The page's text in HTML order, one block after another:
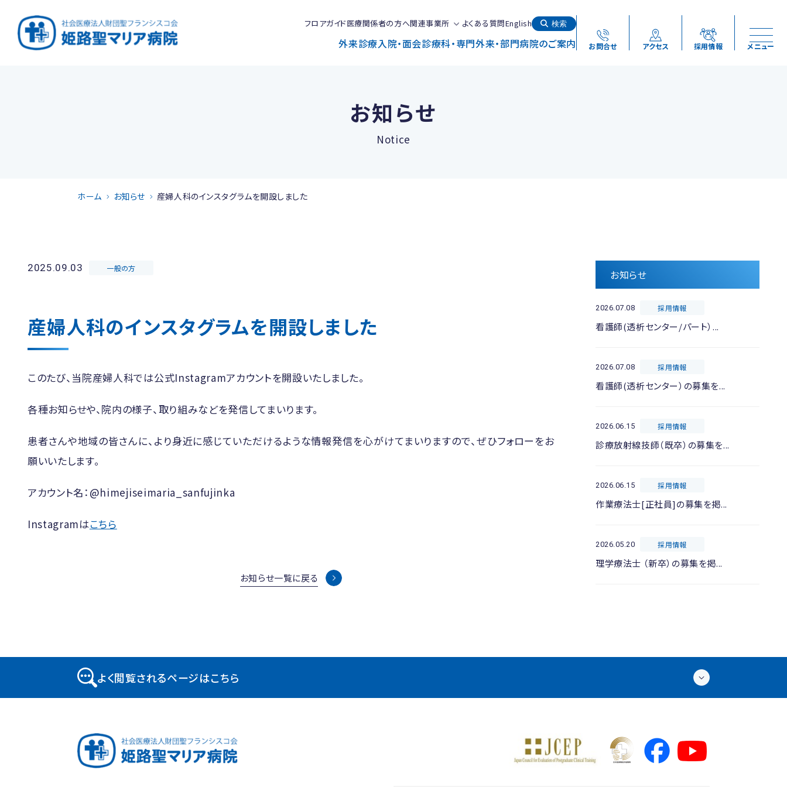
フロアガイド医療関係者の方へ関連事業所 よくある質問English 検索
外来診療入院・面会診療科・専門外来・部門病院のご案内 お問合せ アクセス 採用情報 メニュー
お知らせ
Notice
ホーム お知らせ 産婦人科のインスタグラムを開設しました
2025.09.03 一般の方
産婦人科のインスタグラムを開設しました
このたび、当院産婦人科では公式Instagramアカウントを開設いたしました。
各種お知らせや、院内の様子、取り組みなどを発信してまいります。
患者さんや地域の皆さんに、より身近に感じていただけるような情報発信を心がけてまいりますので、ぜひフォローをお
願いいたします。
アカウント名：@himejiseimaria_sanfujinka
Instagramはこちら
お知らせ一覧に戻る
お知らせ
2026.07.08 採用情報
看護師(透析センター/パート）...
2026.07.08 採用情報
看護師(透析センター）の募集を...
2026.06.15 採用情報
診療放射線技師（既卒）の募集を...
2026.06.15 採用情報
作業療法士[正社員]の募集を掲...
2026.05.20 採用情報
理学療法士 （新卒）の募集を掲...
よく閲覧されるページはこちら